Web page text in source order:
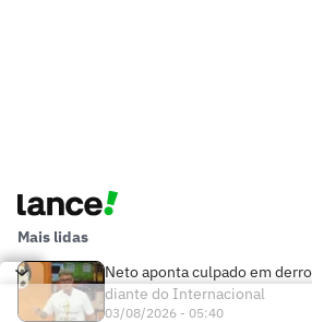
Mais lidas
Neto aponta culpado em
diante do Internacional
03/08/2026 - 05:40